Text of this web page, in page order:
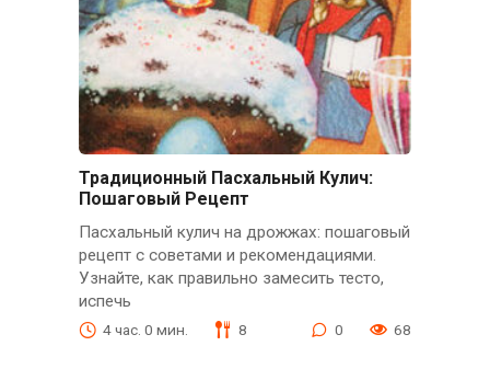
Традиционный Пасхальный Кулич:
Пошаговый Рецепт
Пасхальный кулич на дрожжах: пошаговый
рецепт с советами и рекомендациями.
Узнайте, как правильно замесить тесто,
испечь
4 час. 0 мин. 8 0 68